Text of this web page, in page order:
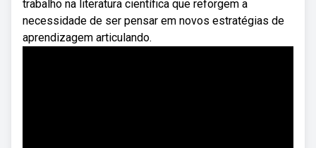
trabalho na literatura científica que reforgem a
necessidade de ser pensar em novos estratégias de
aprendizagem articulando.